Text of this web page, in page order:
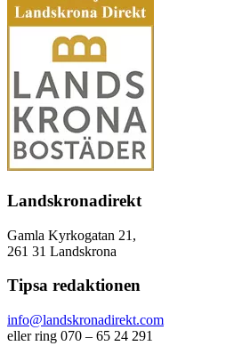
Landskronadirekt
Gamla Kyrkogatan 21,
261 31 Landskrona
Tipsa redaktionen
info@landskronadirekt.com
eller ring 070 – 65 24 291